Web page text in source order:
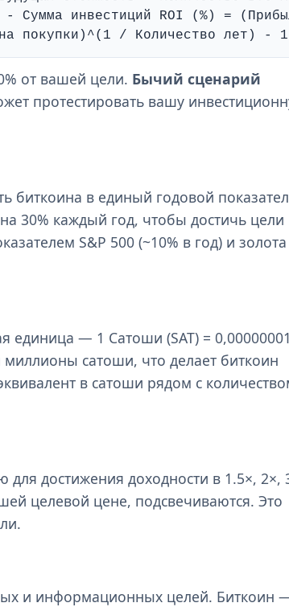
Сумма инвестиций ROI (%) =
покупки)^(1 / Количество лет) - 1
от вашей цели. Бычий сценарий
протестировать вашу
биткоина в единый годовой
30% каждый год, чтобы достичь цели
S&P 500 (~10% в год) и золота
единица — 1 Сатоши (SAT) =
сатоши, что делает биткоин
в сатоши рядом с
достижения доходности в 1.5×, 2×,
целевой цене, подсвечиваются. Это
и информационных целей. Биткоин